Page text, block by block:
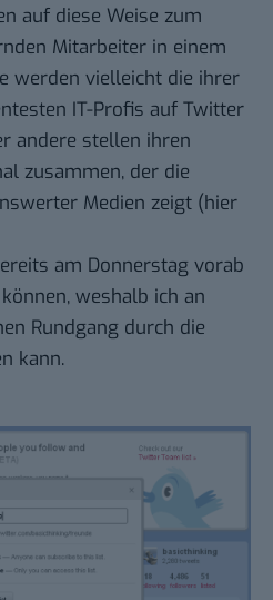
auf diese Weise zum
Mitarbeiter in einem
werden vielleicht die ihrer
IT-Profis auf Twitter
andere stellen ihren
zusammen, der die
Medien zeigt (hier
am Donnerstag vorab
weshalb ich an
Rundgang durch die
kann.